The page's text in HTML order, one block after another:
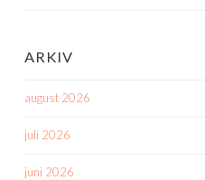
ARKIV
august 2026
juli 2026
juni 2026